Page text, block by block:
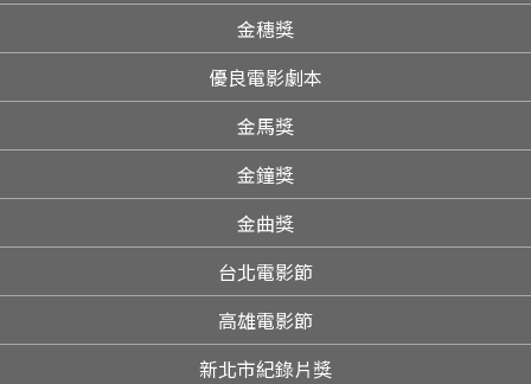
金穗獎
優良電影劇本
金馬獎
金鐘獎
金曲獎
台北電影節
高雄電影節
新北市紀錄片獎